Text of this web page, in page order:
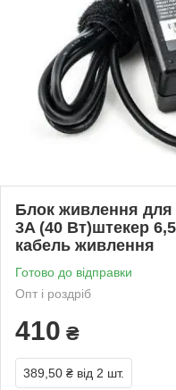
Блок живлення для
3A (40 Вт)штекер
кабель живлення
Готово до відправки
Опт і роздріб
410 ₴
389,50 ₴ від 2 шт.